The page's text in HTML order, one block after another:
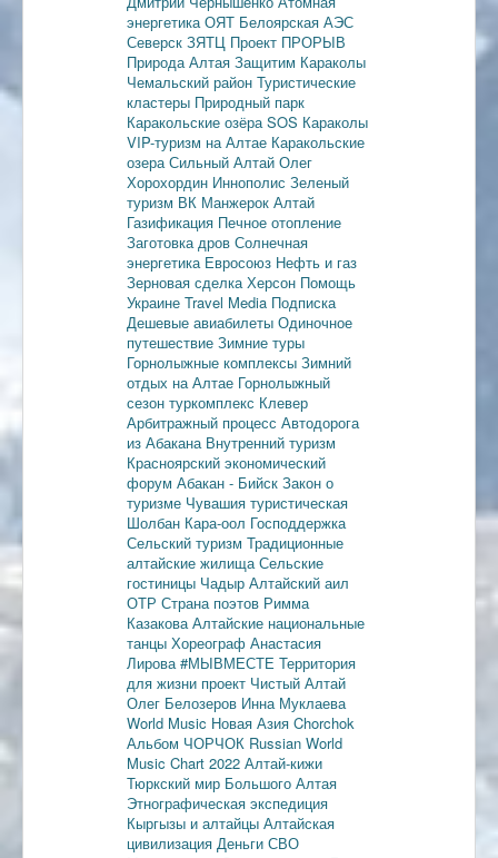
энергетика ОЯТ Белоярская АЭС
Северск ЗЯТЦ Проект ПРОРЫВ
Природа Алтая Защитим Караколы
Чемальский район Туристические
кластеры Природный парк
Каракольские озёра SOS Караколы
VIP-туризм на Алтае Каракольские
озера Сильный Алтай Олег
Хорохордин Иннополис Зеленый
туризм ВК Манжерок Алтай
Газификация Печное отопление
Заготовка дров Солнечная
энергетика Евросоюз Нефть и газ
Зерновая сделка Херсон Помощь
Украине Travel Media Подписка
Дешевые авиабилеты Одиночное
путешествие Зимние туры
Горнолыжные комплексы Зимний
отдых на Алтае Горнолыжный
сезон туркомплекс Клевер
Арбитражный процесс Автодорога
из Абакана Внутренний туризм
Красноярский экономический
форум Абакан - Бийск Закон о
туризме Чувашия туристическая
Шолбан Кара-оол Господдержка
Сельский туризм Традиционные
алтайские жилища Сельские
гостиницы Чадыр Алтайский аил
ОТР Страна поэтов Римма
Казакова Алтайские национальные
танцы Хореограф Анастасия
Лирова #МЫВМЕСТЕ Территория
для жизни проект Чистый Алтай
Олег Белозеров Инна Муклаева
World Music Новая Азия Chorchok
Альбом ЧОРЧОК Russian World
Music Chart 2022 Алтай-кижи
Тюркский мир Большого Алтая
Этнографическая экспедиция
Кыргызы и алтайцы Алтайская
цивилизация Деньги СВО